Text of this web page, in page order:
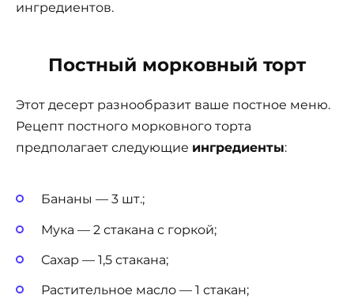
ингредиентов.
Постный морковный торт
Этот десерт разнообразит ваше постное меню.
Рецепт постного морковного торта
предполагает следующие ингредиенты:
Бананы — 3 шт.;
Мука — 2 стакана с горкой;
Сахар — 1,5 стакана;
Растительное масло — 1 стакан;